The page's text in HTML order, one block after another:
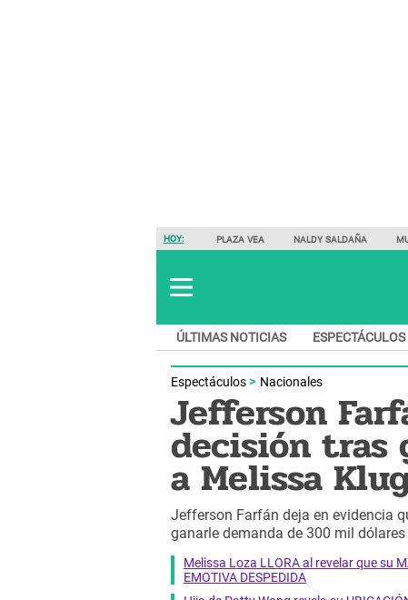
HOY: PLAZA VEA NALDY SALDAÑA
ÚLTIMAS NOTICIAS ESPECTÁCULOS
Espectáculos Nacionales
Jefferson
decisión tras
a Melissa
Jefferson Farfán deja en evidencia
ganarle demanda de 300 mil
Melissa Loza LLORA al revelar que su
EMOTIVA DESPEDIDA